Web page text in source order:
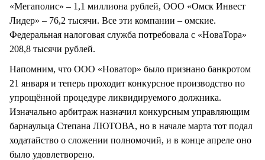
«Мегаполис» – 1,1 миллиона рублей, ООО «Омск Инвест
Лидер» – 76,2 тысячи. Все эти компании – омские.
Федеральная налоговая служба потребовала с «НоваТора»
208,8 тысячи рублей.
Напомним, что ООО «Новатор» было признано банкротом
21 января и теперь проходит конкурсное производство по
упрощённой процедуре ликвидируемого должника.
Изначально арбитраж назначил конкурсным управляющим
барнаульца Степана ЛЮТОВА, но в начале марта тот подал
ходатайство о сложении полномочий, и в конце апреле оно
было удовлетворено.